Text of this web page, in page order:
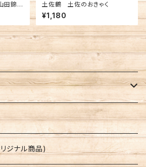
田錦
仙頭
土佐鶴 土佐のおきゃく
¥1,180
ット
ジナル商品)